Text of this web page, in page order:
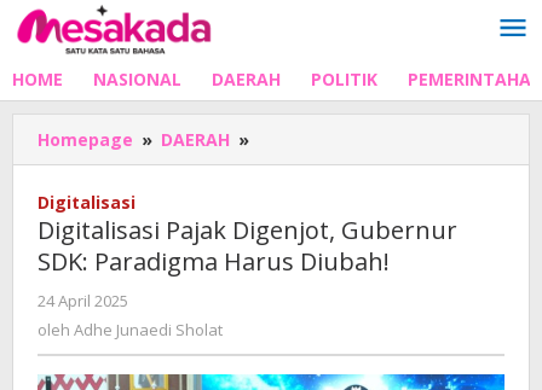
Lewati
ke
HOME NASIONAL DAERAH POLITIK
Homepage » DAERAH »
Pajak
SDK:
Paradigma
Digitalisasi
Digitalisasi Pajak Digenjot, Gubernur
SDK: Paradigma Harus Diubah!
24 April 2025
Adhe
oleh Adhe Junaedi Sholat